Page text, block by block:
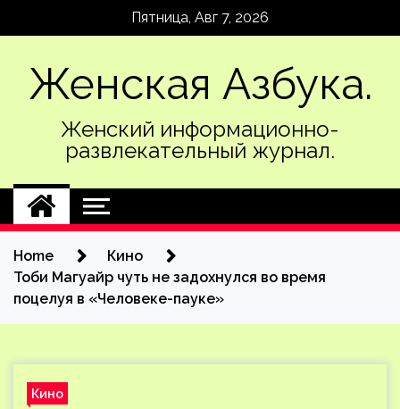
Пятница, Авг 7, 2026
Женская Азбука.
Женский информационно-
развлекательный журнал.
Home
Кино
Тоби Магуайр чуть не задохнулся во время
поцелуя в «Человеке-пауке»
Кино